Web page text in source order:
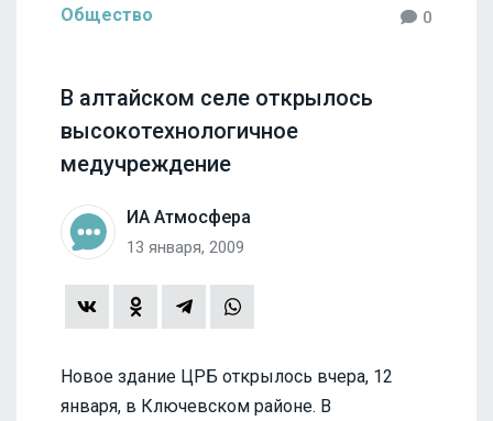
Общество 0
В алтайском селе открылось
высокотехнологичное
медучреждение
ИА Атмосфера
13 января, 2009
Новое здание ЦРБ открылось вчера, 12
января, в Ключевском районе. В